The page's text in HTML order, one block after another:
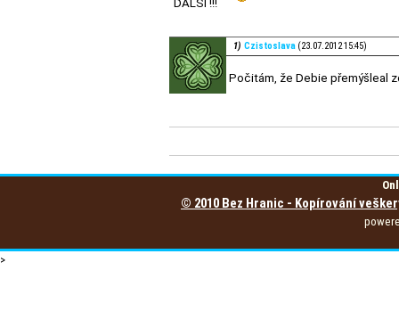
DALŠÍ !!!
1) Czistoslava (23.07.2012 15:45)
Počitám, že Debie přemýšleal
© 2010 Bez Hranic - Kopírování
>